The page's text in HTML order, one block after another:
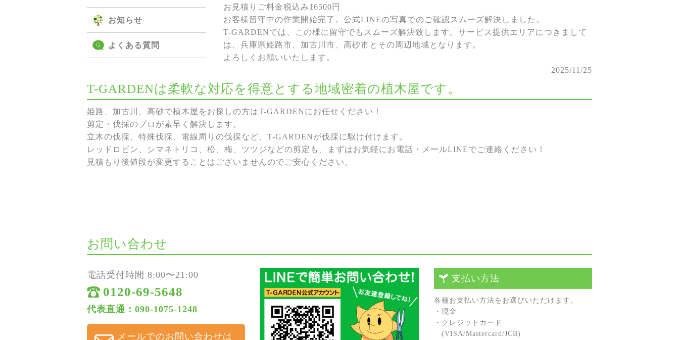
お知らせ
よくある質問
お見積りご料金税込み16500円
お客様留守中の作業開始完了。公式LINEの写真でのご確認スムーズ解決しました。
T-GARDENでは、この様に留守でもスムーズ解決致します。サービス提供エリアにつきまして
は、兵庫県姫路市、加古川市、高砂市とその周辺地域となります。
よろしくお願いいたします。
2025/11/25
T-GARDENは柔軟な対応を得意とする地域密着の植木屋です。
姫路、加古川、高砂で植木屋をお探しの方はT-GARDENにお任せください！
剪定・伐採のプロが素早く解決します。
立木の伐採、特殊伐採、電線周りの伐採など、T-GARDENが伐採に駆け付けます。
レッドロビン、シマネトリコ、松、梅、ツツジなどの剪定も、まずはお気軽にお電話・メールLINEでご連絡ください！
見積もり後値段が変更することはございませんのでご安心ください。
お問い合わせ
電話受付時間 8:00〜21:00
0120-69-5648
代表直通：090-1075-1248
メールでのお問い合わせは
支払い方法
各種お⽀払い⽅法をお選びいただけます。
・現⾦
・クレジットカード
(VISA/Mastercard/JCB)